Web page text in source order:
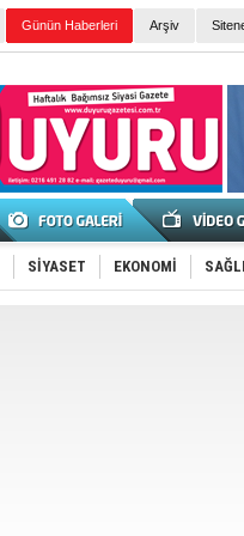
Günün Haberleri Arşiv
SİYASET EKONOMİ